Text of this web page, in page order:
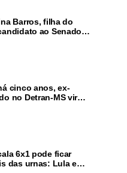
Barros, filha do
ao Senado
cinco anos, ex-
no Detran-MS vira
6x1 pode ficar
das urnas: Lula e